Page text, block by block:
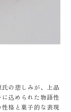
の悲しみが、上品
込められた物語性
格と菓子的な表現